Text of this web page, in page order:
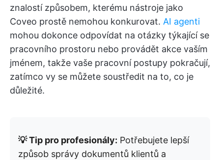
znalostí způsobem, kterému nástroje jako
Coveo prostě nemohou konkurovat. AI agenti
mohou dokonce odpovídat na otázky týkající se
pracovního prostoru nebo provádět akce vaším
jménem, takže vaše pracovní postupy pokračují,
zatímco vy se můžete soustředit na to, co je
důležité.
💡 Tip pro profesionály: Potřebujete lepší
způsob správy dokumentů klientů a